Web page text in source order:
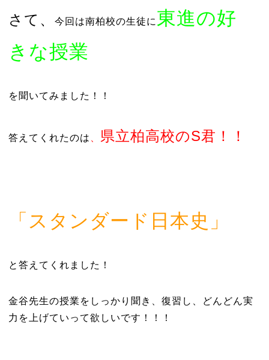
さて、 今回は南柏校の生徒に 東進の好
きな授業
を聞いてみました！！
答えてくれたのは 県立柏高校のS君！！
「スタンダード日本史」
と答えてくれました！
金谷先生の授業をしっかり聞き、復習し、どんどん実
力を上げていって欲しいです！！！